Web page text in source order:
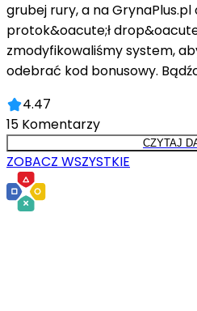
grubej rury, a na
protok&oacute;ł
zmodyfikowaliśmy system,
odebrać kod bonusowy.
4.47
15 Komentarzy
CZYTAJ
ZOBACZ WSZYSTKIE